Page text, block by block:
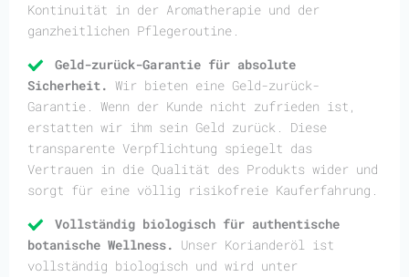
Kontinuität in der Aromatherapie und der
ganzheitlichen Pflegeroutine.
Geld-zurück-Garantie für absolute
Sicherheit. Wir bieten eine Geld-zurück-
Garantie. Wenn der Kunde nicht zufrieden ist,
erstatten wir ihm sein Geld zurück. Diese
transparente Verpflichtung spiegelt das
Vertrauen in die Qualität des Produkts wider und
sorgt für eine völlig risikofreie Kauferfahrung.
Vollständig biologisch für authentische
botanische Wellness. Unser Korianderöl ist
vollständig biologisch und wird unter